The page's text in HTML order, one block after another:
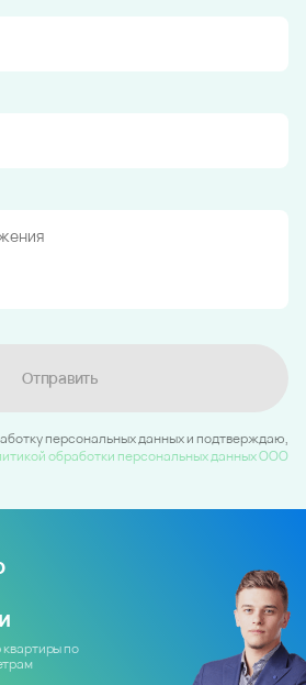
Отправить
персональных данных и подтверждаю,
обработки персональных данных ООО
по